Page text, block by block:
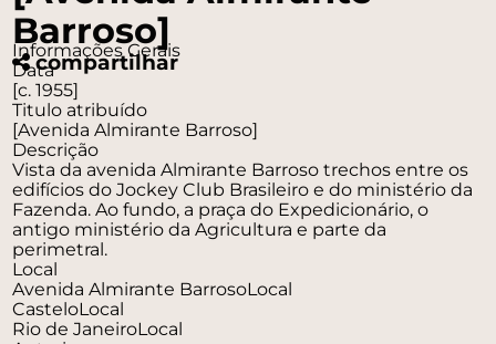
Barroso]
compartilhar
Informações Gerais
Data
[c. 1955]
Titulo atribuído
[Avenida Almirante Barroso]
Descrição
Vista da avenida Almirante Barroso trechos entre os
edifícios do Jockey Club Brasileiro e do ministério da
Fazenda. Ao fundo, a praça do Expedicionário, o
antigo ministério da Agricultura e parte da
perimetral.
Local
Avenida Almirante BarrosoLocal
CasteloLocal
Rio de JaneiroLocal